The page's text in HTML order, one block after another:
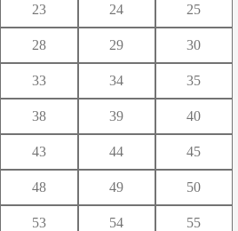
23 24 25
28 29 30
33 34 35
38 39 40
43 44 45
48 49 50
53 54 55